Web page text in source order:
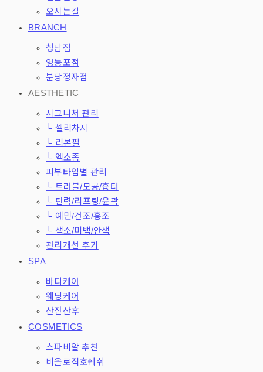
오시는길
BRANCH
청담점
영등포점
분당정자점
AESTHETIC
시그니처 관리
└ 셀리차지
└ 리본필
└ 엑소좀
피부타입별 관리
└ 트러블/모공/흉터
└ 탄력/리프팅/윤곽
└ 예민/건조/홍조
└ 색소/미백/안색
관리개선 후기
SPA
바디케어
웨딩케어
산전산후
COSMETICS
스파비알 추천
비올로직호쉐쉬